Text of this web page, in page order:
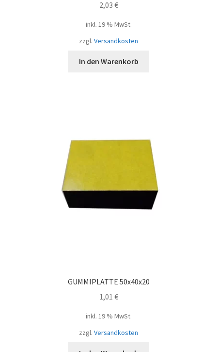
2,03 €
inkl. 19 % MwSt.
zzgl. Versandkosten
In den Warenkorb
GUMMIPLATTE 50x40x20
1,01 €
inkl. 19 % MwSt.
zzgl. Versandkosten